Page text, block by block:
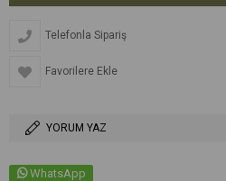
Telefonla Sipariş
Favorilere Ekle
YORUM YAZ
WhatsApp